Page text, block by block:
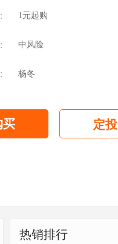
1元起购
中风险
杨冬
买 定投
热销排行